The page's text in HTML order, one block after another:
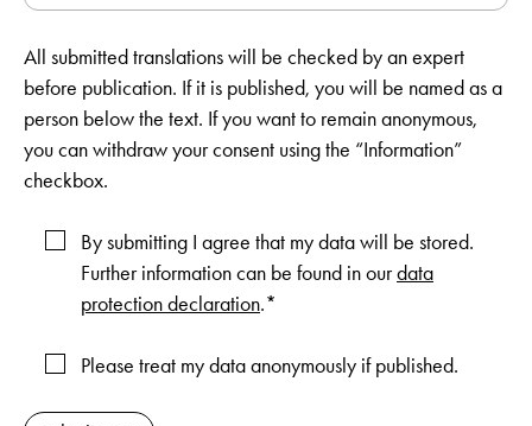
All submitted translations will be checked by an expert
before publication. If it is published, you will be named as a
person below the text. If you want to remain anonymous,
you can withdraw your consent using the “Information”
checkbox.
By submitting I agree that my data will be stored.
Further information can be found in ourdata
protection declaration.*
Please treat my data anonymously if published.